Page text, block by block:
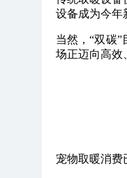
设备成为今年
当然，“双碳
场正迈向高效
宠物取暖消费